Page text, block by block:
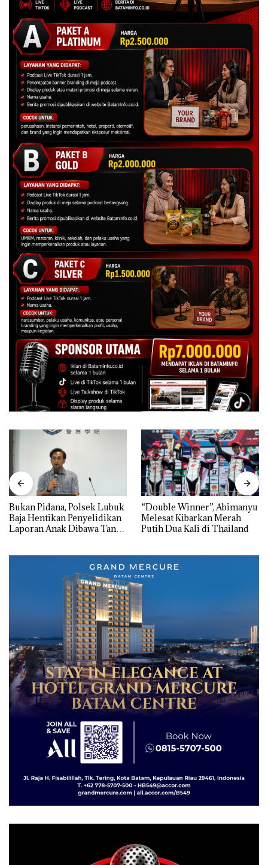
Bukan Pidana, Polsek Lubuk
Baja Hentikan Penyelidikan
Laporan Anak Dibawa Tanpa
“Double Winner”, Abimanyu
Melesat Kibarkan Merah
Putih Dua Kali di Thailand